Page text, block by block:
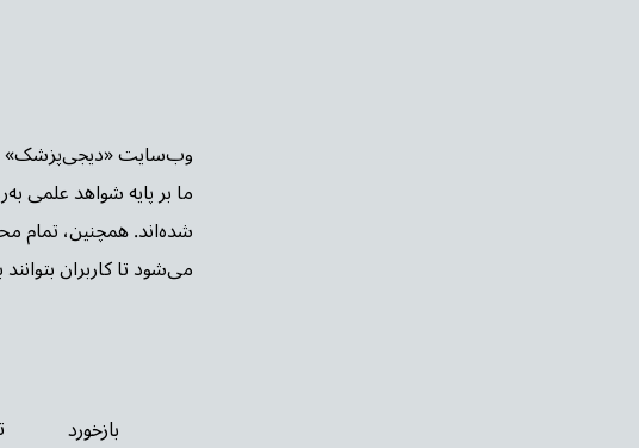
ما بر پایه شواهد علمی
شده‌اند. همچنین، تمام
می‌شود تا کاربران
بازخورد